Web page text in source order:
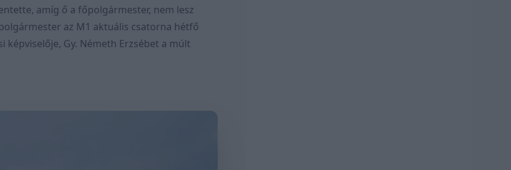
amíg ő a főpolgármester, nem lesz
az M1 aktuális csatorna hétfő
Gy. Németh Erzsébet a múlt